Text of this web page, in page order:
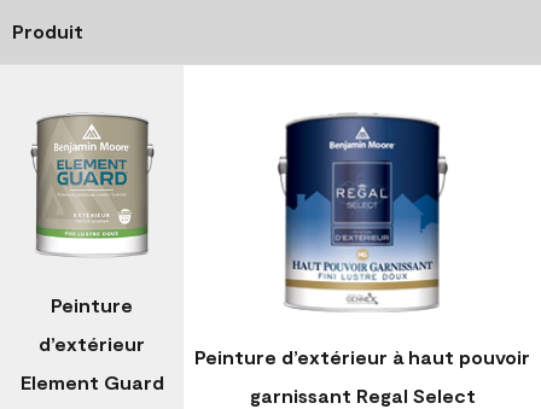
Produit
Peinture
d’extérieur
Element Guard
Peinture d’extérieur à haut pouvoir
garnissant Regal Select